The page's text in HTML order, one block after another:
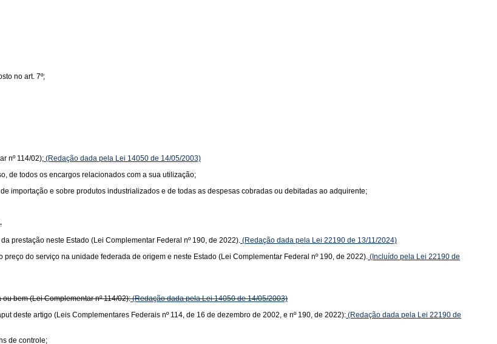
no art. 7º;
nº 114/02); (Redação dada pela Lei 14050 de 14/05/2003)
de todos os encargos relacionados com a sua utilização;
importação e sobre produtos industrializados e de todas as despesas cobradas ou debitadas ao adquirente;
prestação neste Estado (Lei Complementar Federal nº 190, de 2022). (Redação dada pela Lei 22190 de 13/11/2024)
do serviço na unidade federada de origem e neste Estado (Lei Complementar Federal nº 190, de 2022). (Incluído pela Lei 22190 de
bem (Lei Complementar nº 114/02):(Redação dada pela Lei 14050 de 14/05/2003)
deste artigo (Leis Complementares Federais nº 114, de 16 de dezembro de 2002, e nº 190, de 2022): (Redação dada pela Lei 22190 de
de controle;